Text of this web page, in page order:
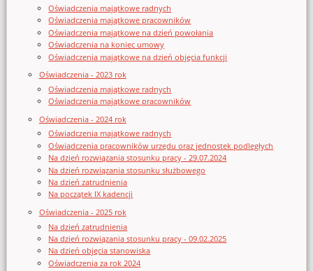
Oświadczenia majątkowe radnych
Oświadczenia majątkowe pracowników
Oświadczenia majątkowe na dzień powołania
Oświadczenia na koniec umowy
Oświadczenia majątkowe na dzień objęcia funkcji
Oświadczenia - 2023 rok
Oświadczenia majątkowe radnych
Oświadczenia majątkowe pracowników
Oświadczenia - 2024 rok
Oświadczenia majątkowe radnych
Oświadczenia pracowników urzędu oraz jednostek podległych
Na dzień rozwiązania stosunku pracy - 29.07.2024
Na dzień rozwiązania stosunku służbowego
Na dzień zatrudnienia
Na początek IX kadencji
Oświadczenia - 2025 rok
Na dzień zatrudnienia
Na dzień rozwiązania stosunku pracy - 09.02.2025
Na dzień objęcia stanowiska
Oświadczenia za rok 2024